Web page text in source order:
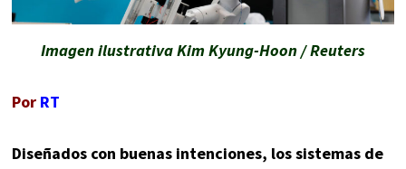
Imagen ilustrativa Kim Kyung-Hoon / Reuters
Por RT
Diseñados con buenas intenciones, los sistemas de